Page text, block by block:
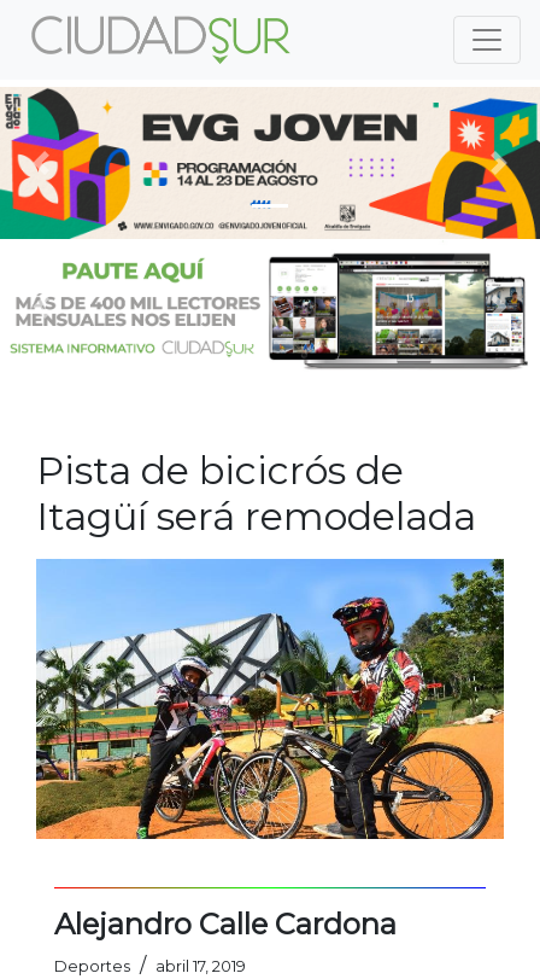
Previous
Previous
Pista de bicicrós de
Itagüí será remodelada
Alejandro Calle Cardona
Deportes / abril 17, 2019